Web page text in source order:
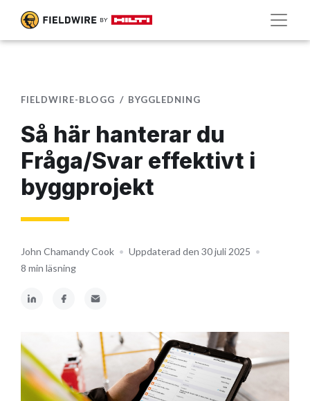
FIELDWIRE-BLOGG BYGGLEDNING
Så här hanterar du
Fråga/Svar effektivt i
byggprojekt
John Chamandy Cook • Uppdaterad den 30 juli 2025 •
8 min läsning